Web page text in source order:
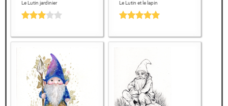
Le Lutin jardinier Le Lutin et le lapin